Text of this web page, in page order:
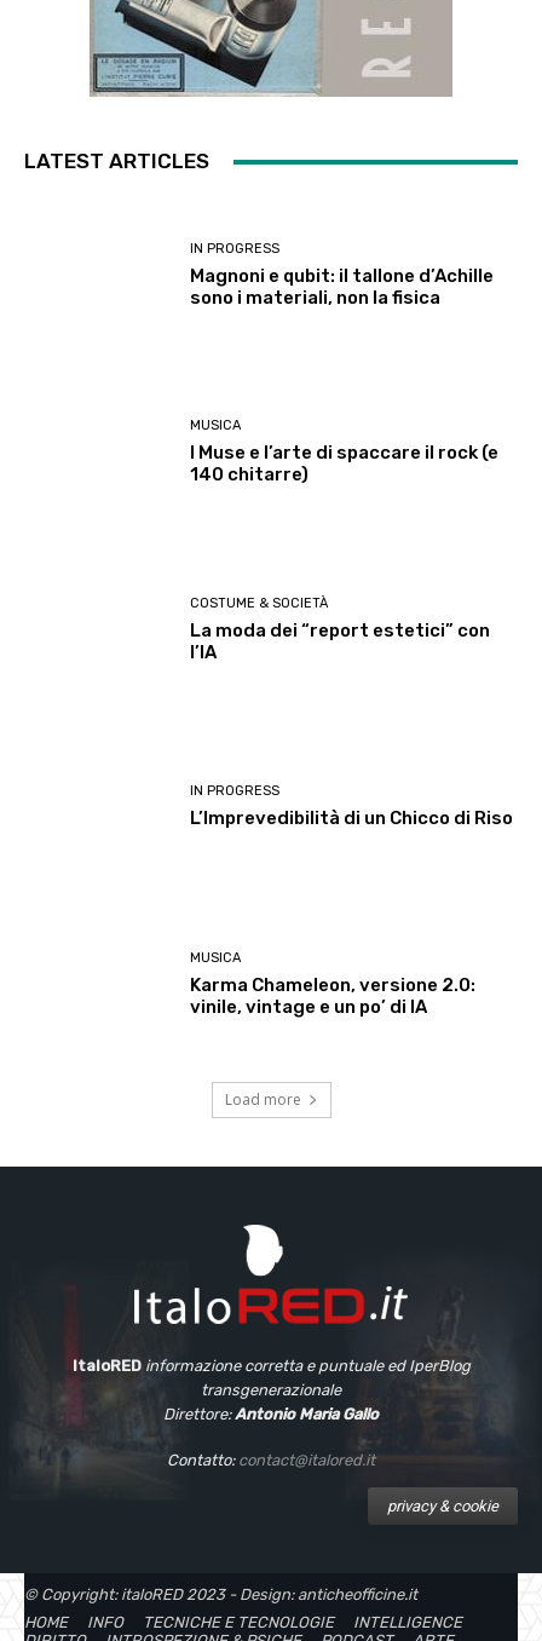
LATEST ARTICLES
IN PROGRESS
Magnoni e qubit: il tallone d’Achille
sono i materiali, non la fisica
MUSICA
I Muse e l’arte di spaccare il rock (e
140 chitarre)
COSTUME & SOCIETÀ
La moda dei “report estetici” con
l’IA
IN PROGRESS
L’Imprevedibilità di un Chicco di Riso
MUSICA
Karma Chameleon, versione 2.0:
vinile, vintage e un po’ di IA
Load more
ItaloRED informazione corretta e puntuale ed IperBlog
transgenerazionale
Direttore:Antonio Maria Gallo
Contatto: contact@italored.it
privacy & cookie
© Copyright: italoRED 2023 - Design: anticheofficine.it
HOME
INFO TECNICHE E TECNOLOGIE
INTELLIGENCE